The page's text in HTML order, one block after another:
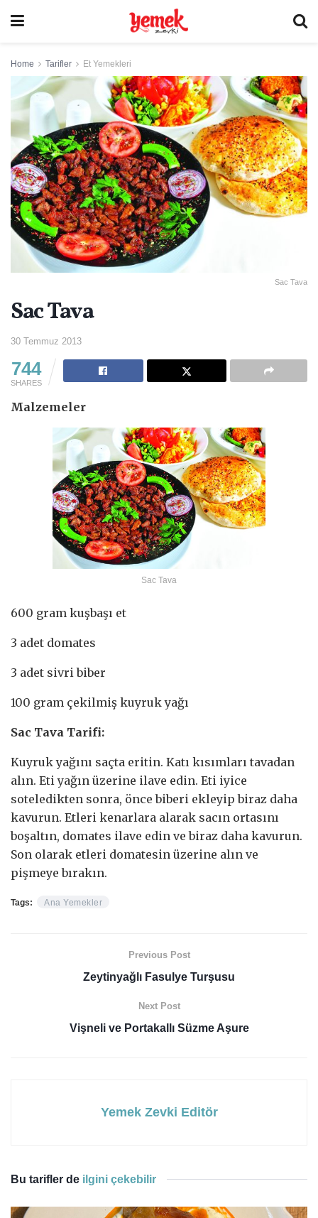
Home Tarifler Et Yemekleri
Sac Tava
Sac Tava
30 Temmuz 2013
744
SHARES
Malzemeler
Sac Tava
600 gram kuşbaşı et
3 adet domates
3 adet sivri biber
100 gram çekilmiş kuyruk yağı
Sac Tava Tarifi:
Kuyruk yağını saçta eritin. Katı kısımları tavadan
alın. Eti yağın üzerine ilave edin. Eti iyice
soteledikten sonra, önce biberi ekleyip biraz daha
kavurun. Etleri kenarlara alarak sacın ortasını
boşaltın, domates ilave edin ve biraz daha kavurun.
Son olarak etleri domatesin üzerine alın ve
pişmeye bırakın.
Tags: Ana Yemekler
Previous Post
Zeytinyağlı Fasulye Turşusu
Next Post
Vişneli ve Portakallı Süzme Aşure
Yemek Zevki Editör
Bu tarifler de ilgini çekebilir